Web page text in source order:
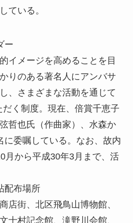
ている。
ー
イメージを高めることを目
りのある著名人にアンバサ
、さまざまな活動を通じて
く制度。現在、倍賞千恵子
哲也氏（作曲家）、水森か
に委嘱している。なお、故内
月から平成30年3月まで、活
配布場所
店街、北区飛鳥山博物館、
士村記念館、滝野川会館、